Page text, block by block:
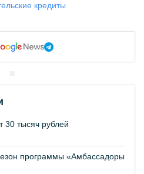
кредиты
тысяч рублей
программы «Амбассадоры